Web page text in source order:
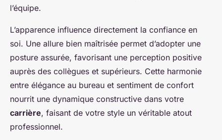
l’équipe.
L’apparence influence directement la confiance en
soi. Une allure bien maîtrisée permet d’adopter une
posture assurée, favorisant une perception positive
auprès des collègues et supérieurs. Cette harmonie
entre élégance au bureau et sentiment de confort
nourrit une dynamique constructive dans votre
carrière, faisant de votre style un véritable atout
professionnel.